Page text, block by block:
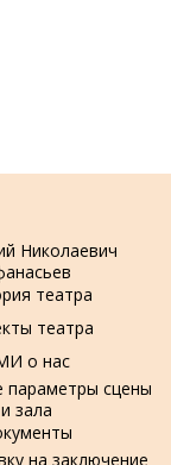
Николаевич
театра
театра
о нас
параметры сцены
и зала
на заключение